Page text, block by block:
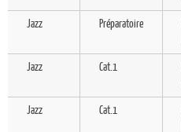
Jazz Préparatoire
Jazz Cat.1
Jazz Cat.1